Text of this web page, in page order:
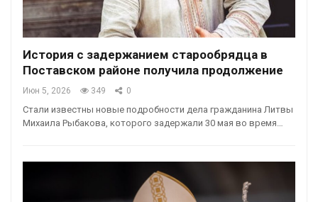
История с задержанием старообрядца в
Поставском районе получила продолжение
Июн 5, 2026 349 0
Стали известны новые подробности дела гражданина Литвы
Михаила Рыбакова, которого задержали 30 мая во время…